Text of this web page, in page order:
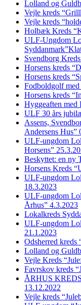
Lolland og
Vejle kreds
Vejle kreds
Holbæk Kreds
ULF-Ungdom
Svendborg
Horsens kreds
Horsens kreds
Fodboldgolf
Horsens kreds
Hyggeaften med
ULF 30 års
Assens,
Andersens Hus”
ULF-ungdom
Horsens”
Beskyttet: en ny
Horsens Kreds
ULF-ungdom
18.3.2023
ULF-ungdom
Århus” 4.3.2023
Lokalkreds
ULF-ungdom
21.1.2023
Odsherred kreds
Lolland og
Vejle Kreds
Favrskov kreds
ÅRHUS
13.12.2022
Vejle kreds